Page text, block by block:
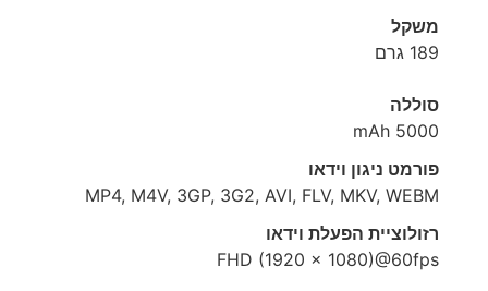
משקל
189 גרם
סוללה
5000 mAh
פורמט ניגון וידאו
MP4, M4V, 3GP, 3G2, AVI, FLV, MKV, WEBM
רזולוציית הפעלת וידאו
FHD (1920 x 1080)@60fps